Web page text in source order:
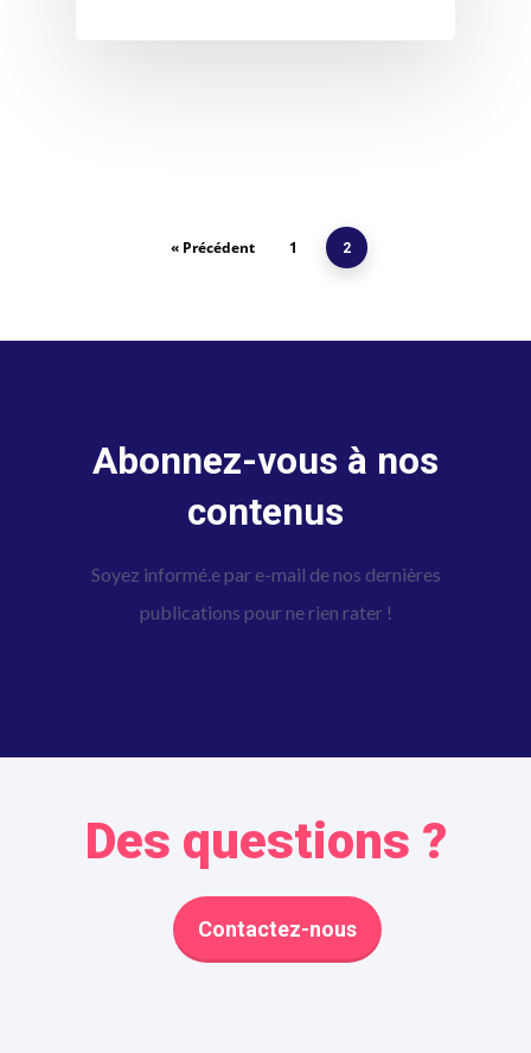
« Précédent 1 2
Abonnez-vous à nos
contenus
Soyez informé.e par e-mail de nos dernières
publications pour ne rien rater !
Des questions ?
Contactez-nous